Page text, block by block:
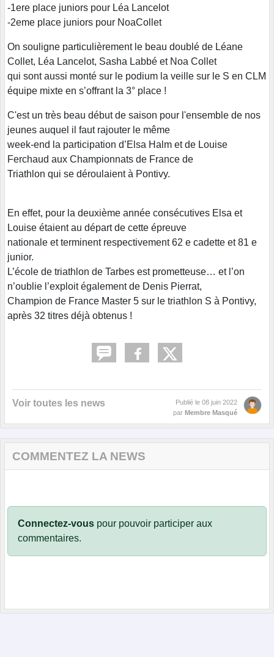
-1ere place juniors pour Léa Lancelot
-2eme place juniors pour NoaCollet
On souligne particulièrement le beau doublé de Léane
Collet, Léa Lancelot, Sasha Labbé et Noa Collet
qui sont aussi monté sur le podium la veille sur le S en CLM
équipe mixte en s’offrant la 3° place !
C'est un très beau début de saison pour l'ensemble de nos
jeunes auquel il faut rajouter le même
week-end la participation d’Elsa Halm et de Louise
Ferchaud aux Championnats de France de
Triathlon qui se déroulaient à Pontivy.
En effet, pour la deuxième année consécutives Elsa et
Louise étaient au départ de cette épreuve
nationale et terminent respectivement 62 e cadette et 81 e
junior.
L’école de triathlon de Tarbes est prometteuse… et l’on
n’oublie l’exploit également de Denis Pierrat,
Champion de France Master 5 sur le triathlon S à Pontivy,
après 32 titres déjà obtenus !
Voir toutes les news Publié le 08 juin 2022
par Membre Masqué
COMMENTEZ LA NEWS
Connectez-vous pour pouvoir participer aux
commentaires.